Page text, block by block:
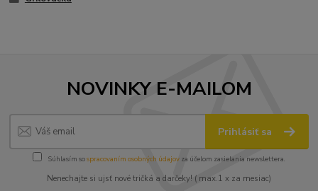
NOVINKY E-MAILOM
Prihlásiť sa
Súhlasím sospracovaním osobných údajov za účelom zasielania newslettera.
Nenechajte si ujsť nové tričká a darčeky! ( max.1 x za mesiac)